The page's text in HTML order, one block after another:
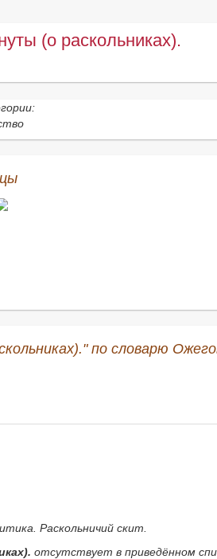
(о раскольниках).
по словарю
Раскольничий скит.
отсутствует в приведённом